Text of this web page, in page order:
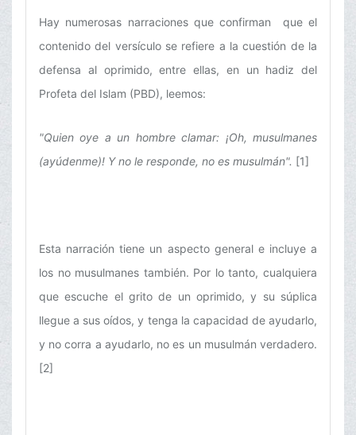
Hay numerosas narraciones que confirman que el
contenido del versículo se refiere a la cuestión de la
defensa al oprimido, entre ellas, en un hadiz del
Profeta del Islam (PBD), leemos:
"Quien oye a un hombre clamar: ¡Oh, musulmanes
(ayúdenme)! Y no le responde, no es musulmán". [1]
Esta narración tiene un aspecto general e incluye a
los no musulmanes también. Por lo tanto, cualquiera
que escuche el grito de un oprimido, y su súplica
llegue a sus oídos, y tenga la capacidad de ayudarlo,
y no corra a ayudarlo, no es un musulmán verdadero.
[2]